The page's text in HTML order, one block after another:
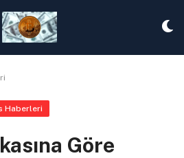
Haberleri
Göre